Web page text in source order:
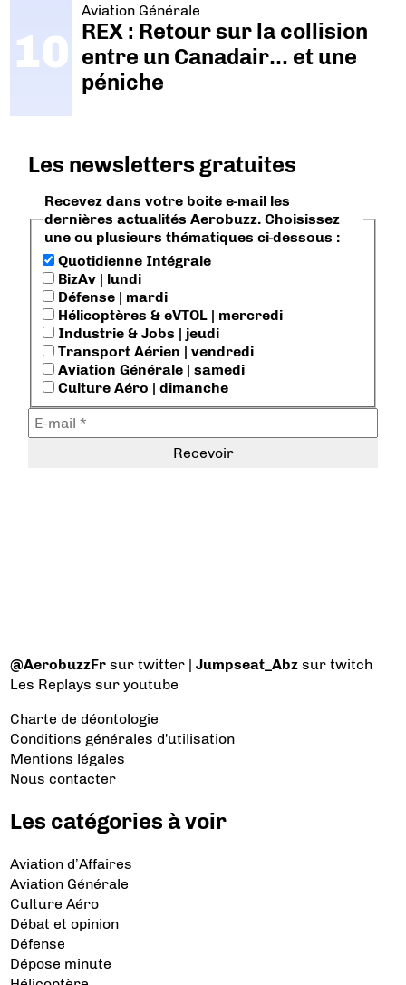
Aviation Générale
REX : Retour sur la collision
entre un Canadair… et une
péniche
Les newsletters gratuites
Recevez dans votre boite e-mail les
dernières actualités Aerobuzz. Choisissez
une ou plusieurs thématiques ci-dessous :
Quotidienne Intégrale
BizAv | lundi
Défense | mardi
Hélicoptères & eVTOL | mercredi
Industrie & Jobs | jeudi
Transport Aérien | vendredi
Aviation Générale | samedi
Culture Aéro | dimanche
@AerobuzzFr sur twitter |Jumpseat_Abz sur twitch
Les Replays sur youtube
Charte de déontologie
Conditions générales d'utilisation
Mentions légales
Nous contacter
Les catégories à voir
Aviation d’Affaires
Aviation Générale
Culture Aéro
Débat et opinion
Défense
Dépose minute